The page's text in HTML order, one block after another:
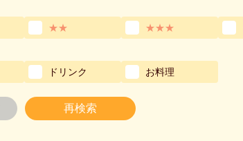
★★ ★★★
ドリンク お料理
再検索